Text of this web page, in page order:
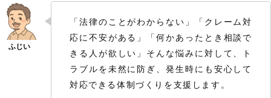
「法律のことがわからない」「クレーム対
応に不安がある」「何かあったとき相談で
きる人が欲しい」そんな悩みに対して、ト
ラブルを未然に防ぎ、発生時にも安心して
対応できる体制づくりを支援します。